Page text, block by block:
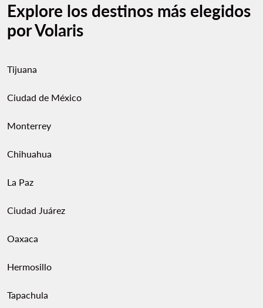
Explore los destinos más elegidos
por Volaris
Tijuana
Ciudad de México
Monterrey
Chihuahua
La Paz
Ciudad Juárez
Oaxaca
Hermosillo
Tapachula